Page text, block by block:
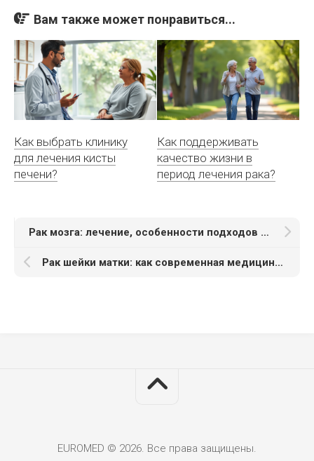
Вам также может понравиться...
Как выбрать клинику
для лечения кисты
печени?
Как поддерживать
качество жизни в
период лечения рака?
Рак мозга: лечение, особенности подходов в терапии
Рак шейки матки: как современная медицина борется с этим заболеванием
EUROMED © 2026. Все права защищены.